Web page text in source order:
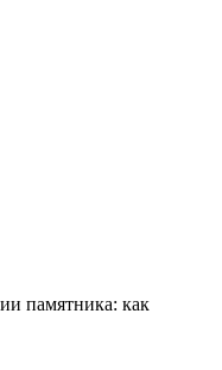
памятника: как